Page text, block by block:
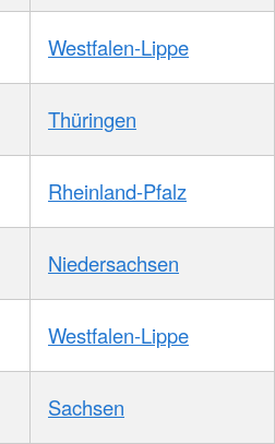
Westfalen-Lippe
Thüringen
Rheinland-Pfalz
Niedersachsen
Westfalen-Lippe
Sachsen